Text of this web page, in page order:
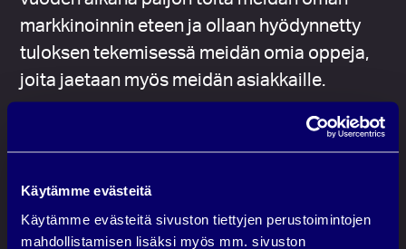
Käytämme evästeitä
Käytämme evästeitä sivuston tiettyjen perustoimintojen
mahdollistamisen lisäksi myös mm. sivuston
markkinoinnin eteen ja ollaan hyödynnetty
tuloksen tekemisessä meidän omia oppeja,
joita jaetaan myös meidän asiakkaille.
12kk aikana ja mä haluan avata sulle
pikselin tarkasti, miten tämä temppu on
tehty.